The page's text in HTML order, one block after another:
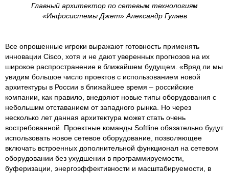
Главный архитектор по сетевым технологиям
«Инфосистемы Джет» Александр Гуляев
Все опрошенные игроки выражают готовность применять
инновации Cisco, хотя и не дают уверенных прогнозов на их
широкое распространение в ближайшем будущем. «Вряд ли мы
увидим большое число проектов с использованием новой
архитектуры в России в ближайшее время – российские
компании, как правило, внедряют новые типы оборудования с
небольшим отставанием от западного рынка. Но через
несколько лет данная архитектура может стать очень
востребованной. Проектные команды Softline обязательно будут
использовать новое сетевое оборудование, позволяющее
включать встроенных дополнительной функционал на сетевом
оборудовании без ухудшении в программируемости,
буферизации, энергоэффективности и масштабируемости, в